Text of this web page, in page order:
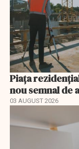
Piața
nou semnal de
03 AUGUST 2026